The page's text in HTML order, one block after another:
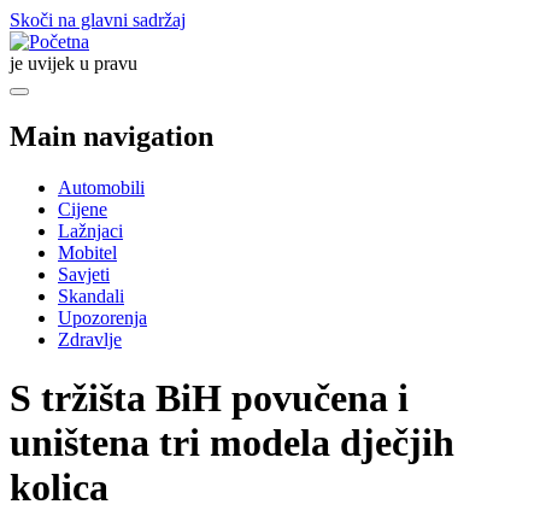
Skoči na glavni sadržaj
je uvijek u pravu
Main navigation
Automobili
Cijene
Lažnjaci
Mobitel
Savjeti
Skandali
Upozorenja
Zdravlje
S tržišta BiH povučena i
uništena tri modela dječjih
kolica